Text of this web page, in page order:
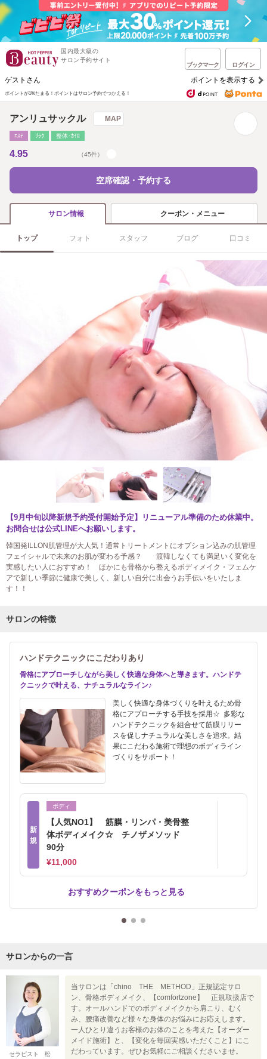
国内最大級の
サロン予約サイト
ブックマーク ログイン
ゲストさん ポイントを表示する
ポイントが1%たまる！ ポイントはサロン予約でつかえる！
アンリュサックル MAP
ｴｽﾃ ﾘﾗｸ 整体･ｶｲﾛ
4.95 （45件）
空席確認・予約する
サロン情報 クーポン・メニュー
トップ フォト スタッフ ブログ 口コミ
【9月中旬以降新規予約受付開始予定】リニューアル準備のため休業中。
お問合せは公式LINEへお願いします。
韓国発ILLON肌管理が大人気！通常トリートメントにオプション込みの肌管理
フェイシャルで未来のお肌が変わる予感？ 渡韓しなくても満足いく変化を
実感したい人におすすめ！ ほかにも骨格から整えるボディメイク・フェムケ
アで新しい季節に健康で美しく、新しい自分に出会うお手伝いをいたしま
す！！
サロンの特徴
ハンドテクニックにこだわりあり
骨格にアプローチしながら美しく快適な身体へと導きます。ハンドテ
クニックで叶える、ナチュラルなライン♪
美しく快適な身体づくりを叶えるため骨
格にアプローチする手技を採用☆ 多彩な
ハンドテクニックを組合せて筋膜リリー
スを促しナチュラルな美しさを追求。結
果にこだわる施術で理想のボディライン
づくりをサポート！
新
規
ボディ
【人気NO1】 筋膜・リンパ・美骨整
体ボディメイク☆ チノザメソッド
90分
¥11,000
おすすめクーポンをもっと見る
サロンからの一言
セラピスト 松
当サロンは「chino THE METHOD」正規認定サロ
ン、骨格ボディメイク、【comfortzone】 正規取扱店で
す。オールハンドでのボディメイクから肩こり、むく
み、腰痛改善など様々な身体のお悩みにお応えします。
一人ひとり違うお客様のお体のことを考えた【オーダー
メイド施術】と、【変化を毎回実感いただくこと】にこ
だわっています。ぜひお気軽にご相談くださいませ。